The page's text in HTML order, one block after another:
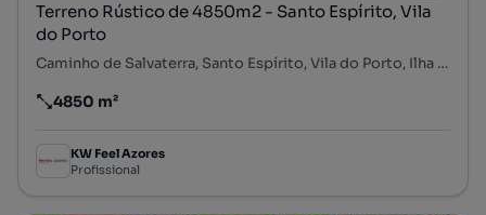
Terreno Rústico de 4850m2 - Santo Espírito, Vila
do Porto
Caminho de Salvaterra, Santo Espírito, Vila do Porto, Ilha de Santa Maria
Preço por metro quadrado
4850 m²
KW Feel Azores
Profissional